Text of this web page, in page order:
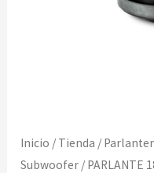
Inicio / Tienda /
Subwoofer / PARLANTE